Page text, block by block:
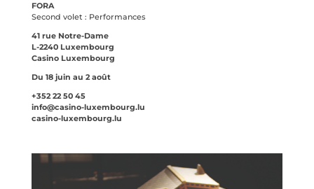
FORA
Second volet : Performances
41 rue Notre-Dame
L-2240 Luxembourg
Casino Luxembourg
Du 18 juin au 2 août
+352 22 50 45
info@casino-luxembourg.lu
casino-luxembourg.lu